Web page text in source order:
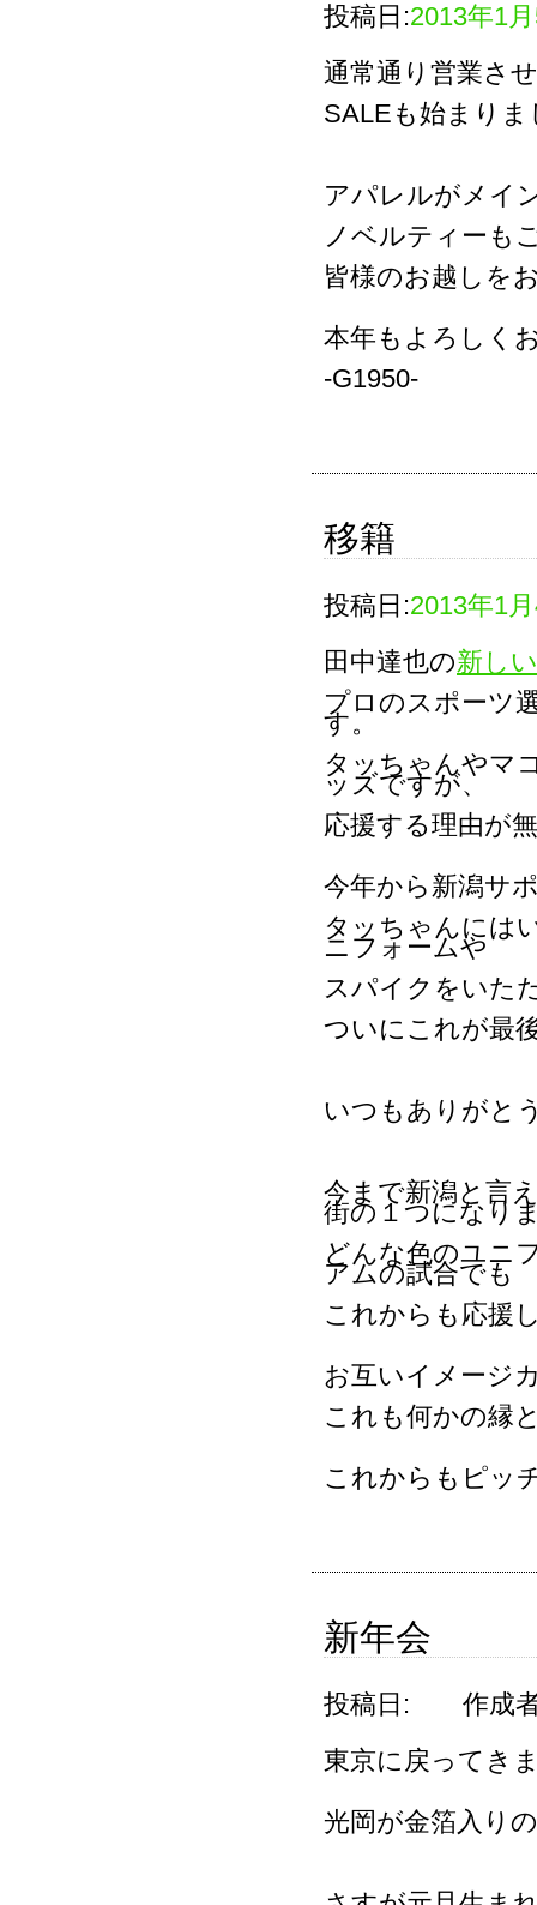
投稿日:2013年1
通常通り営業さ
SALEも始まりま
アパレルがメイ
ノベルティーも
皆様のお越しを
本年もよろしく
-G1950-
移籍
投稿日:2013年1
田中達也の新し
プロのスポーツ
す。
タッちゃんやマ
ッズですが、
応援する理由が
今年から新潟サ
タッちゃんには
ニフォームや
スパイクをいた
ついにこれが最
いつもありがと
今まで新潟と言
街の１つになり
どんな色のユニ
アムの試合でも
これからも応援
お互いイメージ
これも何かの縁
これからもピッ
新年会
投稿日: 作成
東京に戻ってき
光岡が金箔入り